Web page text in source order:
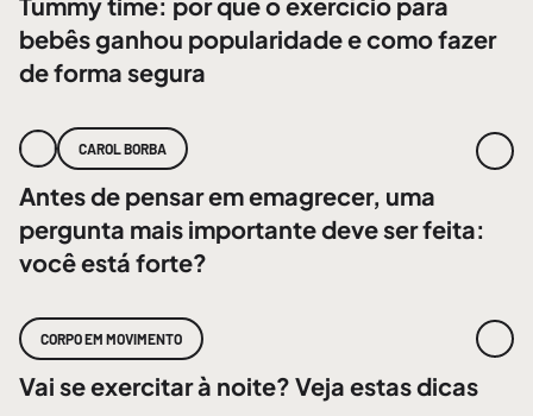
bebês ganhou popularidade e como fazer
de forma segura
CAROL BORBA
Antes de pensar em emagrecer, uma
pergunta mais importante deve ser feita:
você está forte?
CORPO EM MOVIMENTO
Vai se exercitar à noite? Veja estas dicas